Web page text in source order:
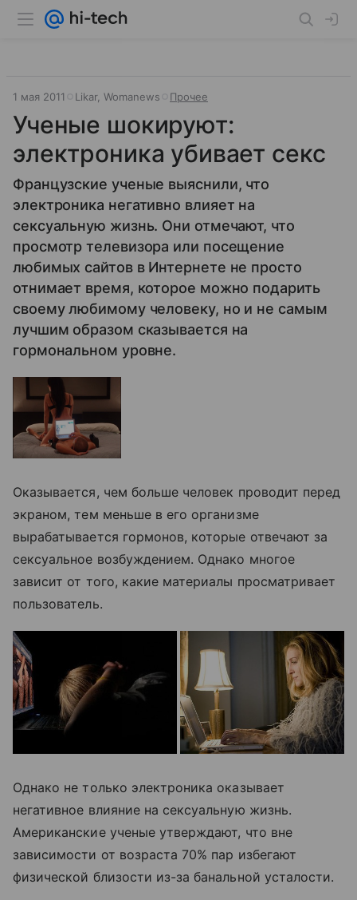
1 мая 2011 Likar, Womanews Прочее
Ученые шокируют:
электроника убивает секс
Французские ученые выяснили, что
электроника негативно влияет на
сексуальную жизнь. Они отмечают, что
просмотр телевизора или посещение
любимых сайтов в Интернете не просто
отнимает время, которое можно подарить
своему любимому человеку, но и не самым
лучшим образом сказывается на
гормональном уровне.
Оказывается, чем больше человек проводит перед
экраном, тем меньше в его организме
вырабатывается гормонов, которые отвечают за
сексуальное возбуждением. Однако многое
зависит от того, какие материалы просматривает
пользователь.
Однако не только электроника оказывает
негативное влияние на сексуальную жизнь.
Американские ученые утверждают, что вне
зависимости от возраста 70% пар избегают
физической близости из-за банальной усталости.